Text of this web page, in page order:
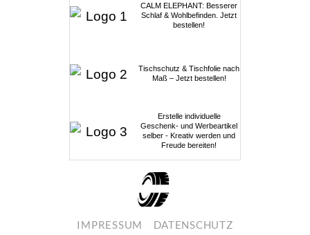
CALM ELEPHANT: Besserer
Schlaf & Wohlbefinden. Jetzt
bestellen!
Tischschutz & Tischfolie nach
Maß – Jetzt bestellen!
Erstelle individuelle
Geschenk- und Werbeartikel
selber - Kreativ werden und
Freude bereiten!
IMPRESSUM DATENSCHUTZ